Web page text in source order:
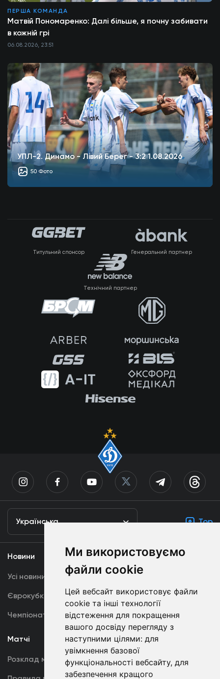
Ми використовуємо
файли cookie
Цей вебсайт використовує файли
cookie та інші технології
відстеження для покращення
вашого досвіду перегляду з
наступними цілями: для
увімкнення базової
функціональності вебсайту, для
забезпечення кращого
ПЕРША КОМАНДА
Матвій Пономаренко: Далі більше, я почну забивати
в кожній грі
06.08.2026, 23:51
УПЛ-2. Динамо - Лівий Берег - 3:2 1.08.2026
50 Фото
Титульний спонсор Генеральний партнер
Технічний партнер
Українська Top
Новини
Усі новини
Єврокубки
Чемпіонат України
Медіа
Динамо TV
Фотогалерея
Акредитація
Матчі
Розклад матчів
Команда
Перша команда